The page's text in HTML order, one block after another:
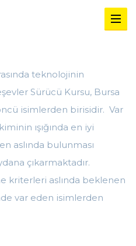
teknolojinin
Sürücü Kursu, Bursa
isimlerden birisidir. Var
ışığında en iyi
aslında bulunması
çıkarmaktadır.
kriterleri aslında beklenen
var eden isimlerden